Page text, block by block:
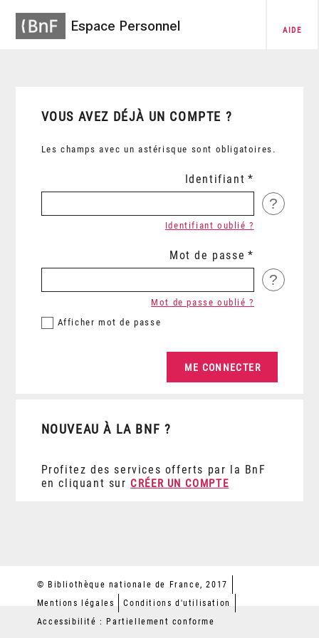
Espace Personnel AIDE
VOUS AVEZ DÉJÀ UN COMPTE ?
Les champs avec un astérisque sont obligatoires.
Identifiant
?
Identifiant oublié ?
Mot de passe
?
Afficher mot de passe
Mot de passe oublié ?
NOUVEAU À LA BNF ?
Profitez des services offerts par la BnF
en cliquant sur CRÉER UN COMPTE
© Bibliothèque nationale de France, 2017
Mentions légales
Conditions d'utilisation
Accessibilité : Partiellement conforme